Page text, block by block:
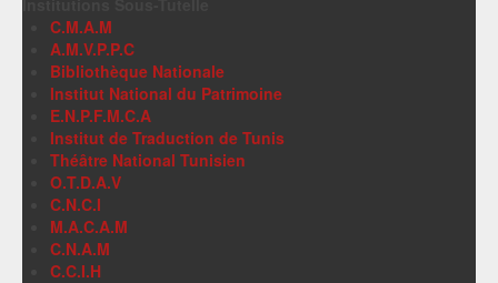
C.M.A.M
A.M.V.P.P.C
Bibliothèque Nationale
Institut National du Patrimoine
E.N.P.F.M.C.A
Institut de Traduction de Tunis
Théâtre National Tunisien
O.T.D.A.V
C.N.C.I
M.A.C.A.M
C.N.A.M
C.C.I.H